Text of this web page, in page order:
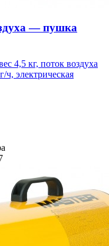
— пушка
4,5 кг, поток воздуха
ч, электрическая